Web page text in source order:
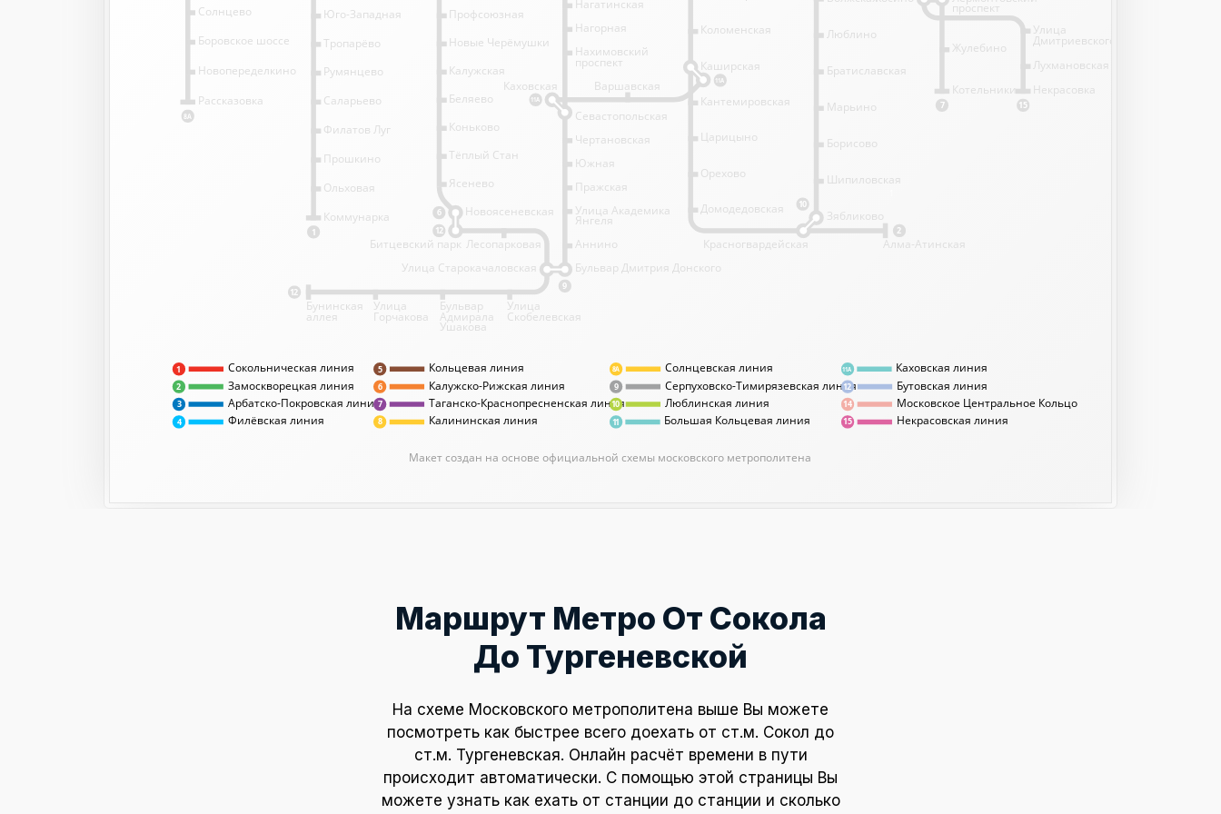
Сокольническая линия
Замоскворецкая линия
Арбатско-Покровская линия
Филёвская линия
Кольцевая линия
Калужско-Рижская линия
Таганско-Краснопресненская линия
Калининская линия
Солнцевская линия
Серпуховско-Тимирязевская линия
Люблинская линия
Каховская линия
Бутовская линия
Московское Центральное Кольцо
Макет создан на основе официальной схемы московского метрополитена
2
3
11А
Большая Кольцевая линия
8
9
10
7
6 12
8А
11
14
5
4
1
15 Некрасовская линия
7
2
10
11А
11А
9
6
12
12
1
8А
15
Профсоюзная
Новые Черёмушки
Калужская
Беляево
Коньково
Тёплый Стан
Ясенево
Новоясеневская
Нагатинская
Нагорная
Нахимовский
проспект
Севастопольская
Чертановская
Южная
Пражская
Улица Академика
Янгеля
проспект
Жулебино
Котельники
Люблино
Братиславская
Марьино
Борисово
Шипиловская
Зябликово
Коломенская
Каширская
Кантемировская
Царицыно
Орехово
Домодедовская
Красногвардейская Алма-Атинская
Аннино
Бульвар Дмитрия Донского
Саларьево
Румянцево
Тропарёво
Юго-Западная
Варшавская
Битцевский парк Лесопарковая
Улица Старокачаловская
Улица
Скобелевская
Бульвар
Адмирала
Ушакова
Улица
Горчакова
Бунинская
аллея
Каховская
Рассказовка
Новопеределкино
Боровское шоссе
Солнцево
Улица
Дмитриевского
Лухмановская
Некрасовка
Филатов Луг
Прошкино
Ольховая
Коммунарка
Маршрут Метро От Сокола
До Тургеневской
На схеме Московского метрополитена выше Вы можете
посмотреть как быстрее всего доехать от ст.м. Сокол до
ст.м. Тургеневская. Онлайн расчёт времени в пути
происходит автоматически. С помощью этой страницы Вы
можете узнать как ехать от станции до станции и сколько